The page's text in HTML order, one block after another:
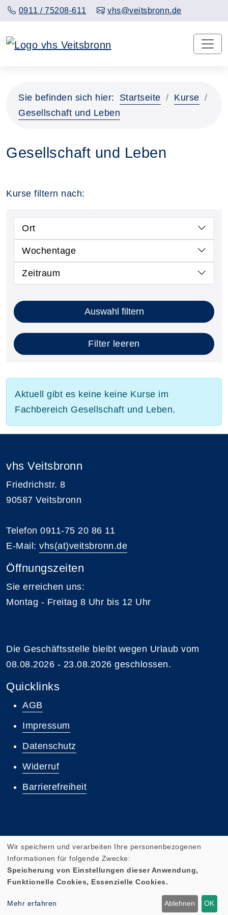
0911 / 75208-611 vhs@veitsbronn.de
Sie befinden sich hier: Startseite
Kurse
Gesellschaft und Leben
Gesellschaft und Leben
Kurse filtern nach:
Ort
Wochentage
Zeitraum
Auswahl filtern
Filter leeren
Aktuell gibt es keine keine Kurse im
Fachbereich Gesellschaft und Leben.
vhs Veitsbronn
Friedrichstr. 8
90587 Veitsbronn
Telefon 0911-75 20 86 11
E-Mail: vhs(at)veitsbronn.de
Öffnungszeiten
Sie erreichen uns:
Montag - Freitag 8 Uhr bis 12 Uhr
Die Geschäftsstelle bleibt wegen Urlaub vom
08.08.2026 - 23.08.2026 geschlossen.
Quicklinks
AGB
Impressum
Datenschutz
Widerruf
Barrierefreiheit
Cookie Einstellungen
Wir speichern und verarbeiten Ihre personenbezogenen
Informationen für folgende Zwecke:
Speicherung von Einstellungen dieser Anwendung,
Funktionelle Cookies, Essenzielle Cookies.
Mehr erfahren Ablehnen OK